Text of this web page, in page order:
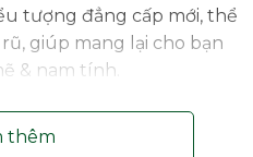
tượng đẳng cấp mới, thể
giúp mang lại cho bạn
& nam tính.
thêm